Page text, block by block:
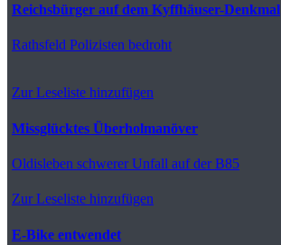
Reichsbürger auf dem Kyffhäuser-Denkmal
Rathsfeld Polizisten bedroht
Zur Leseliste hinzufügen
Missglücktes Überholmanöver
Oldisleben schwerer Unfall auf der B85
Zur Leseliste hinzufügen
E-Bike entwendet